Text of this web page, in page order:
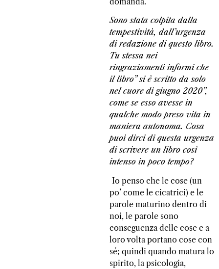
Sono stata colpita dalla
tempestività, dall’urgenza
di redazione di questo libro.
Tu stessa nei
ringraziamenti informi che
il libro” si è scritto da solo
nel cuore di giugno 2020”,
come se esso avesse in
qualche modo preso vita in
maniera autonoma. Cosa
puoi dirci di questa urgenza
di scrivere un libro così
intenso in poco tempo?
Io penso che le cose (un
po’ come le cicatrici) e le
parole maturino dentro di
noi, le parole sono
conseguenza delle cose e a
loro volta portano cose con
sé; quindi quando matura lo
spirito, la psicologia,